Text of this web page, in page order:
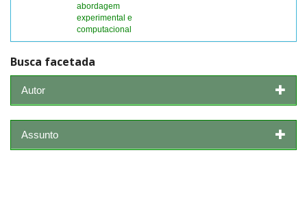
abordagem
experimental e
computacional
Busca facetada
Autor
Assunto